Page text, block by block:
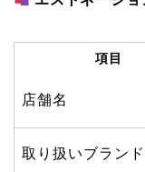
項目
店舗名
取り扱いブランド